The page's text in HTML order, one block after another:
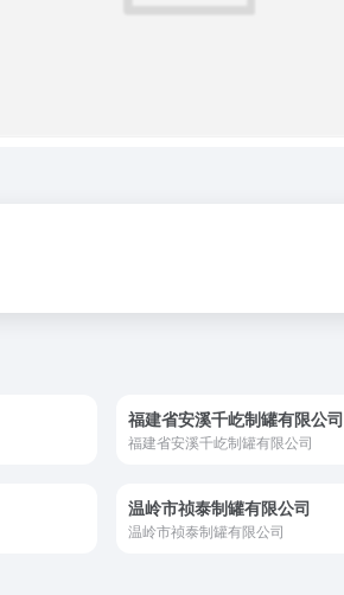
福建省安溪千屹制罐有限公司
福建省安溪千屹制罐有限公司
温岭市祯泰制罐有限公司
温岭市祯泰制罐有限公司